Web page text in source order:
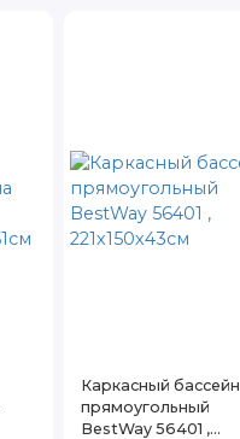
Каркасный бассейн
прямоугольный
BestWay 56401 ,